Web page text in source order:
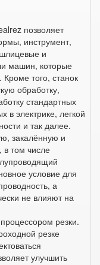
позволяет
инструмент,
и
машин, которые
того, станок
обработку,
стандартных
в электрике, легкой
и так далее.
закалённую и
том числе
условие для
а
не влияют на
резки.
резке
улучшить